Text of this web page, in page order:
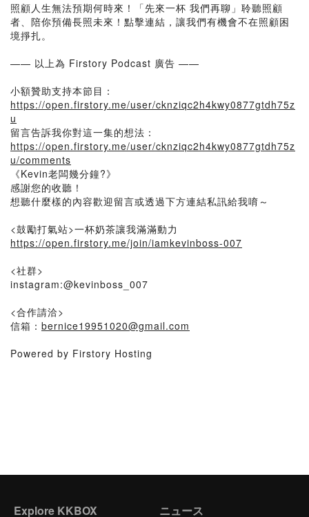
照顧人生無法預期何時來！「先來一杯 我們再聊」聆聽照顧
者、陪你預備長照未來！點擊連結，讓我們有機會不在照顧困
境掙扎。
—— 以上為 Firstory Podcast 廣告 ——
小額贊助支持本節目：
https://open.firstory.me/user/cknziqc2h4kwy0877gtdh75z
u
留言告訴我你對這一集的想法：
https://open.firstory.me/user/cknziqc2h4kwy0877gtdh75z
u/comments
《Kevin老闆幾分鐘?》
感謝您的收聽！
想聽什麼樣的內容歡迎留言或透過下方連結私訊給我唷～
<鼓勵打氣站>一杯奶茶讓我滿滿動力
https://open.firstory.me/join/iamkevinboss-007
<社群>
instagram:@kevinboss_007
<合作請洽>
信箱： bernice19951020@gmail.com
Powered by Firstory Hosting
Explore KKBOX ニュース